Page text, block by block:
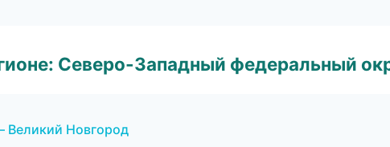
Северо-Западный федеральный
Новгород